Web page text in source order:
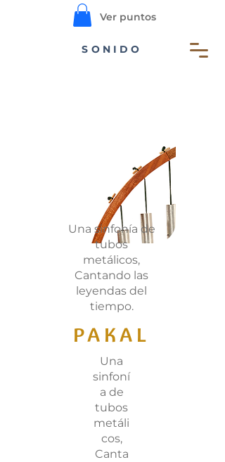
SONIDO
Ver puntos
Una sinfonía de
tubos
metálicos,
Cantando las
leyendas del
tiempo.
PAKAL
Una
sinfoní
a de
tubos
metáli
cos,
Canta